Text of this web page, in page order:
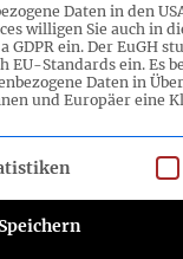
Daten in den
willigen Sie auch in
GDPR ein. Der EuGH
Standards ein. Es
Daten in
und Europäer eine
für die eine